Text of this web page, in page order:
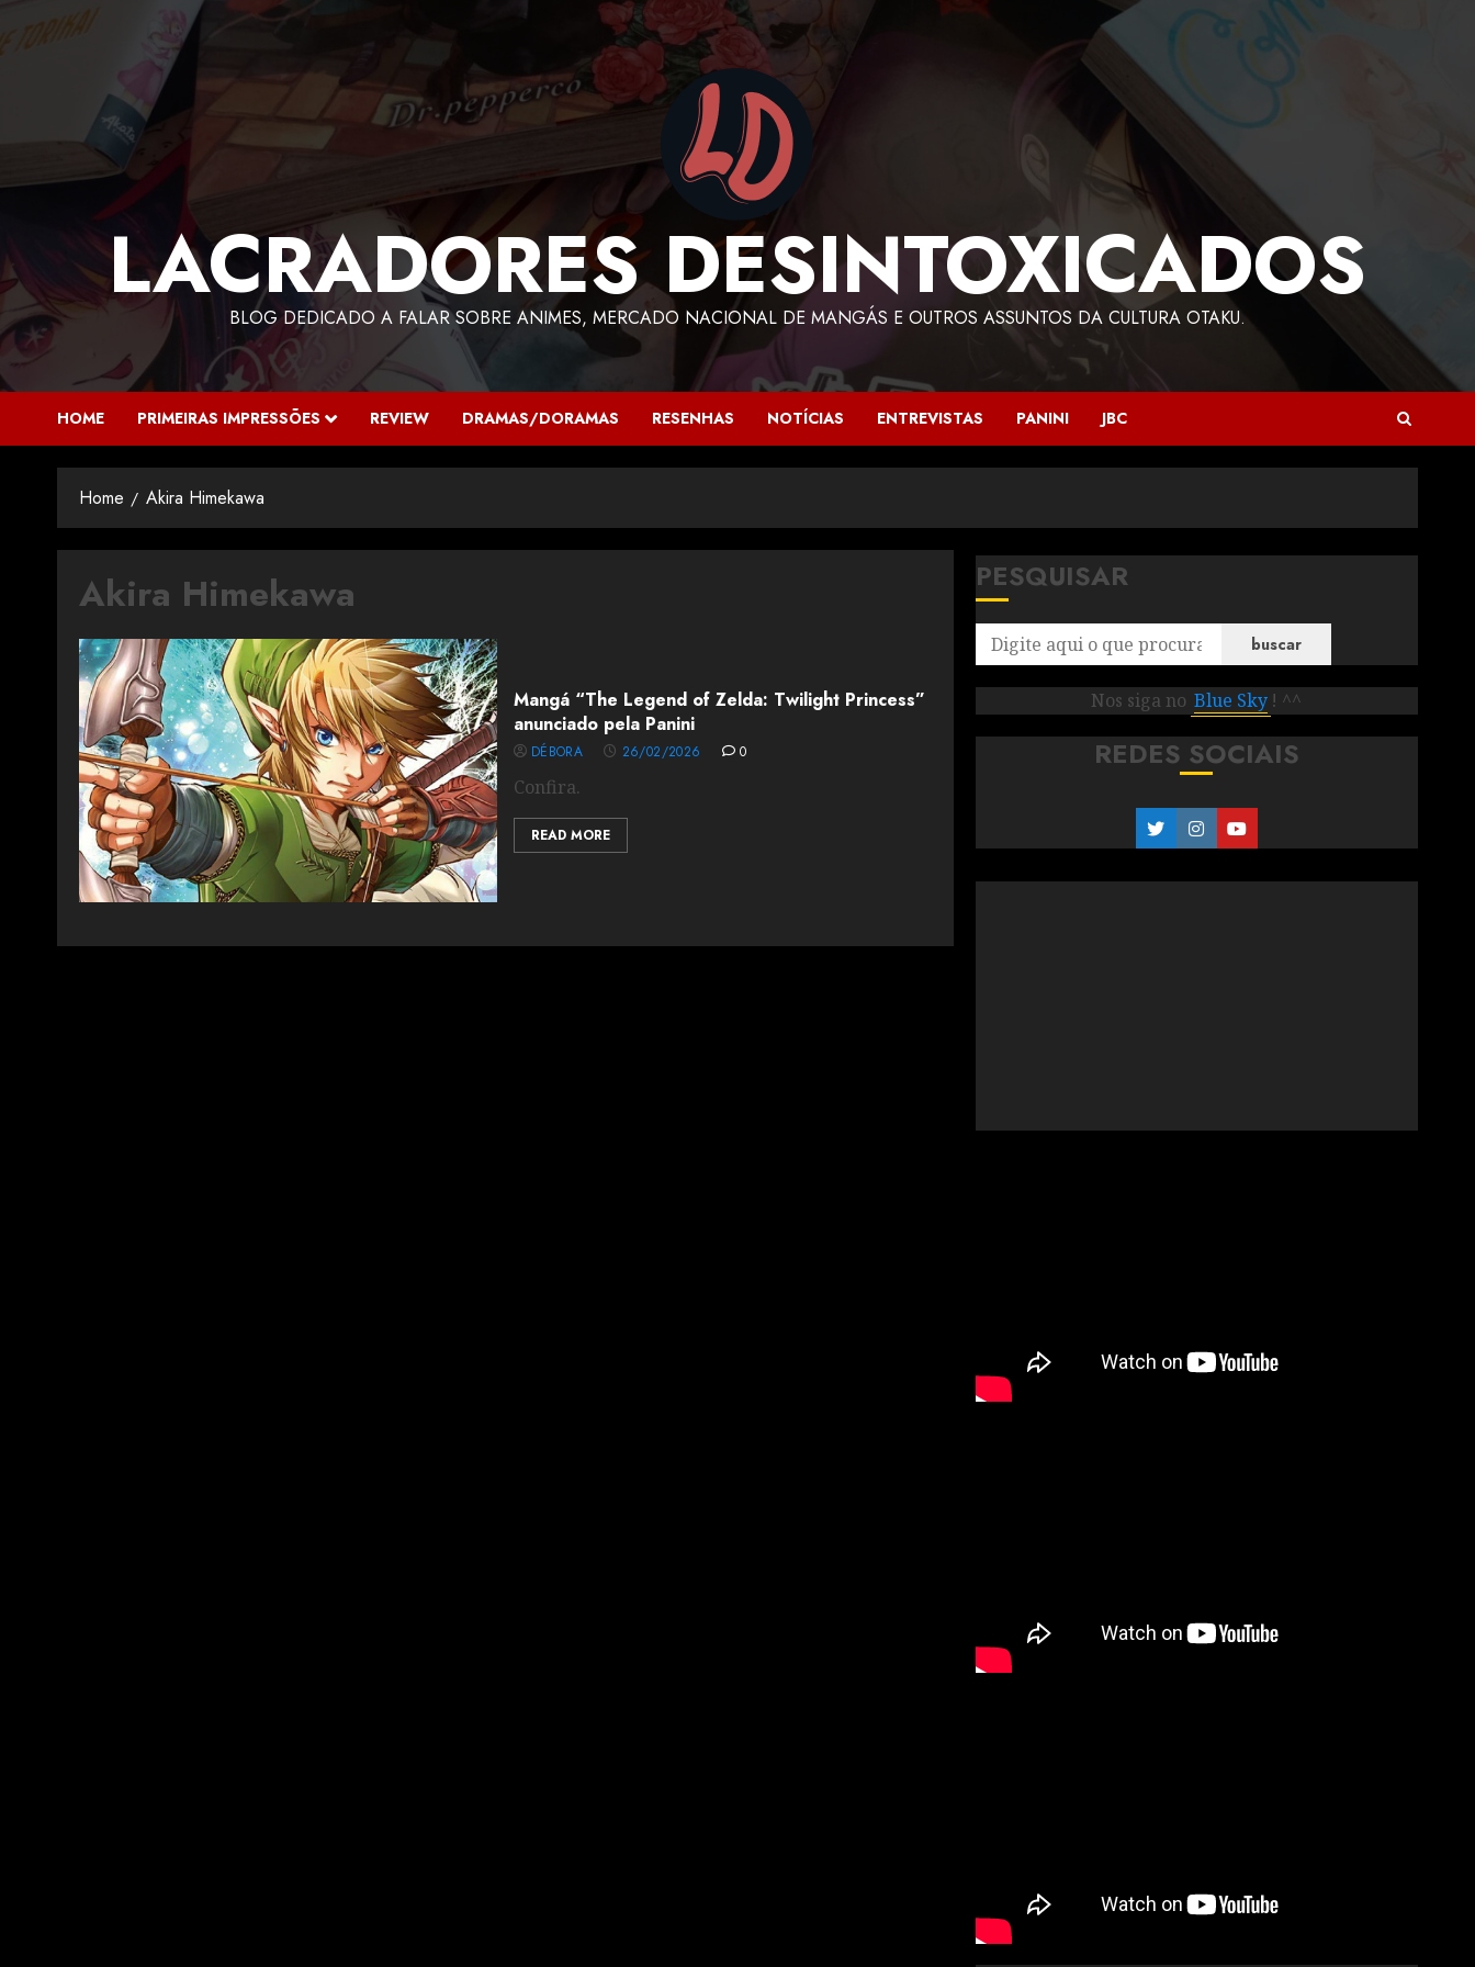
LACRADORES DESINTOXICADOS
BLOG DEDICADO A FALAR SOBRE ANIMES, MERCADO NACIONAL DE MANGÁS E OUTROS ASSUNTOS DA CULTURA OTAKU.
HOME PRIMEIRAS IMPRESSÕES REVIEW DRAMAS/DORAMAS RESENHAS NOTÍCIAS ENTREVISTAS PANINI JBC
Home Akira Himekawa
Akira Himekawa
Mangá “The Legend of Zelda: Twilight Princess”
anunciado pela Panini
DÉBORA 26/02/2026 0
Confira.
READ MORE
PESQUISAR
buscar
Nos siga no Blue Sky ! ^^
REDES SOCIAIS